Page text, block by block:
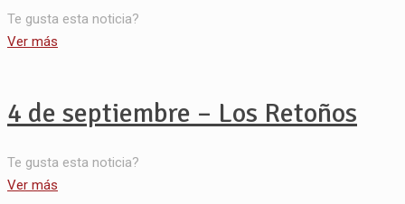
Te gusta esta noticia?
Ver más
4 de septiembre – Los Retoños
Te gusta esta noticia?
Ver más